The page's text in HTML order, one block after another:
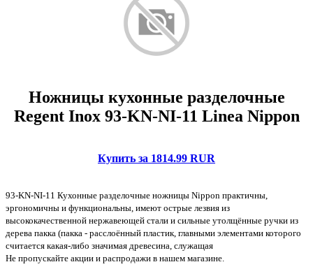
Ножницы кухонные разделочные
Regent Inox 93-KN-NI-11 Linea Nippon
Купить за 1814.99 RUR
93-KN-NI-11 Кухонные разделочные ножницы Nippon практичны,
эргономичны и функциональны, имеют острые лезвия из
высококачественной нержавеющей стали и сильные утолщённые ручки из
дерева пакка (пакка - расслоённый пластик, главными элементами которого
считается какая-либо значимая древесина, служащая
Не пропускайте акции и распродажи в нашем магазине.